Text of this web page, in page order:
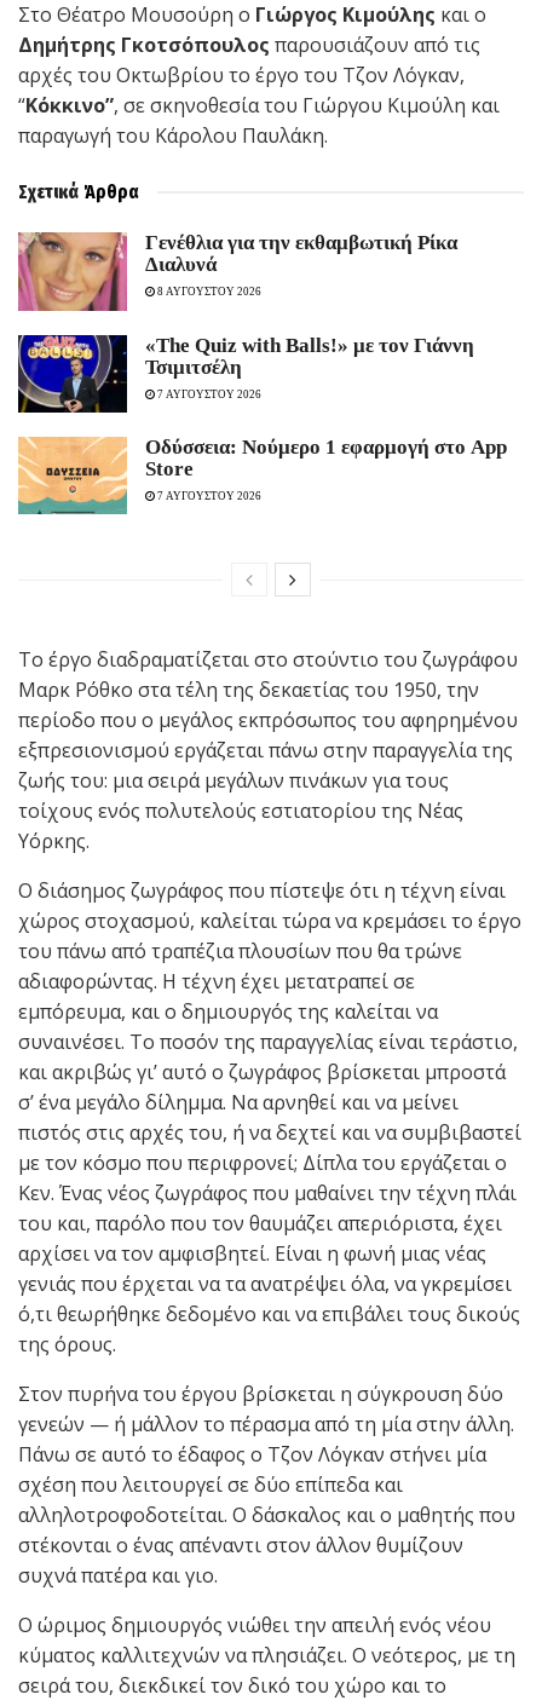
Στο Θέατρο Μουσούρη ο Γιώργος Κιμούλης και ο
Δημήτρης Γκοτσόπουλος παρουσιάζουν από τις
αρχές του Οκτωβρίου το έργο του Τζον Λόγκαν,
“Κόκκινο”, σε σκηνοθεσία του Γιώργου Κιμούλη και
παραγωγή του Κάρολου Παυλάκη.
Σχετικά Άρθρα
Γενέθλια για την εκθαμβωτική Ρίκα
Διαλυνά
8 ΑΥΓΟΥΣΤΟΥ 2026
«The Quiz with Balls!» με τον Γιάννη
Τσιμιτσέλη
7 ΑΥΓΟΥΣΤΟΥ 2026
Οδύσσεια: Νούμερο 1 εφαρμογή στο App
Store
7 ΑΥΓΟΥΣΤΟΥ 2026
Το έργο διαδραματίζεται στο στούντιο του ζωγράφου
Μαρκ Ρόθκο στα τέλη της δεκαετίας του 1950, την
περίοδο που ο μεγάλος εκπρόσωπος του αφηρημένου
εξπρεσιονισμού εργάζεται πάνω στην παραγγελία της
ζωής του: μια σειρά μεγάλων πινάκων για τους
τοίχους ενός πολυτελούς εστιατορίου της Νέας
Υόρκης.
Ο διάσημος ζωγράφος που πίστεψε ότι η τέχνη είναι
χώρος στοχασμού, καλείται τώρα να κρεμάσει το έργο
του πάνω από τραπέζια πλουσίων που θα τρώνε
αδιαφορώντας. Η τέχνη έχει μετατραπεί σε
εμπόρευμα, και ο δημιουργός της καλείται να
συναινέσει. Το ποσόν της παραγγελίας είναι τεράστιο,
και ακριβώς γι’ αυτό ο ζωγράφος βρίσκεται μπροστά
σ’ ένα μεγάλο δίλημμα. Να αρνηθεί και να μείνει
πιστός στις αρχές του, ή να δεχτεί και να συμβιβαστεί
με τον κόσμο που περιφρονεί; Δίπλα του εργάζεται ο
Κεν. Ένας νέος ζωγράφος που μαθαίνει την τέχνη πλάι
του και, παρόλο που τον θαυμάζει απεριόριστα, έχει
αρχίσει να τον αμφισβητεί. Είναι η φωνή μιας νέας
γενιάς που έρχεται να τα ανατρέψει όλα, να γκρεμίσει
ό,τι θεωρήθηκε δεδομένο και να επιβάλει τους δικούς
της όρους.
Στον πυρήνα του έργου βρίσκεται η σύγκρουση δύο
γενεών — ή μάλλον το πέρασμα από τη μία στην άλλη.
Πάνω σε αυτό το έδαφος ο Τζον Λόγκαν στήνει μία
σχέση που λειτουργεί σε δύο επίπεδα και
αλληλοτροφοδοτείται. Ο δάσκαλος και ο μαθητής που
στέκονται ο ένας απέναντι στον άλλον θυμίζουν
συχνά πατέρα και γιο.
Ο ώριμος δημιουργός νιώθει την απειλή ενός νέου
κύματος καλλιτεχνών να πλησιάζει. Ο νεότερος, με τη
σειρά του, διεκδικεί τον δικό του χώρο και το